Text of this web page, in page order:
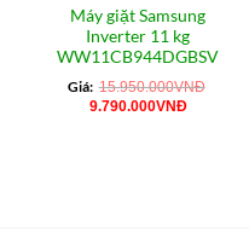
Máy giặt Samsung
Inverter 11 kg
WW11CB944DGBSV
Giá: 15.950.000VNĐ
Giá
9.790.000VNĐGiá